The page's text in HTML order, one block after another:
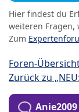
Hier findest du
weiteren Fragen,
Zum
Foren-
Zurück zu
Anie2009